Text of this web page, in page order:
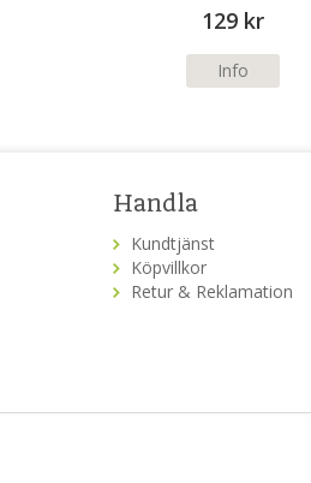
129 kr
Info
Handla
Kundtjänst
Köpvillkor
Retur & Reklamation